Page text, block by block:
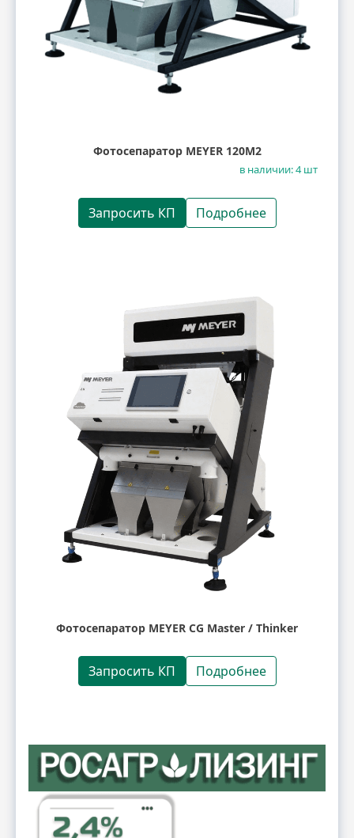
Фотосепаратор MEYER 120M2
в наличии: 4 шт
Запросить КП Подробнее
Фотосепаратор MEYER CG Master / Thinker
Запросить КП Подробнее